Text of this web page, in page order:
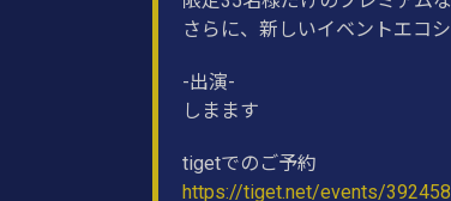
さらに、新しいイベントエコ
-出演-
しまます
tigetでのご予約
https://tiget.net/events/392458